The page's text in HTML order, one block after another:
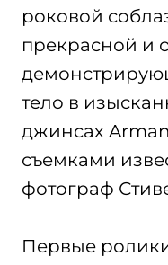
роковой
прекрасной и
тело в
джинсах
съемками
фотограф
Первые